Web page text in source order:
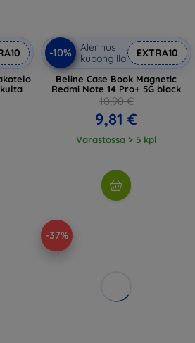
-10%
Alennus
kupongilla
EXTRA10
Beline Case Book Magnetic
Redmi Note 14 Pro+ 5G black
10,90 €
9,81 €
Varastossa > 5 kpl
-37%